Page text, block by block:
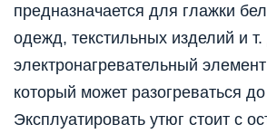
предназначается для глажки
одежд, текстильных изделий и
электронагревательный
который может разогреваться
Эксплуатировать утюг стоит с